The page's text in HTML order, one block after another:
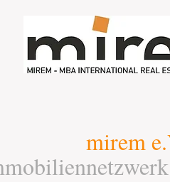
mirem